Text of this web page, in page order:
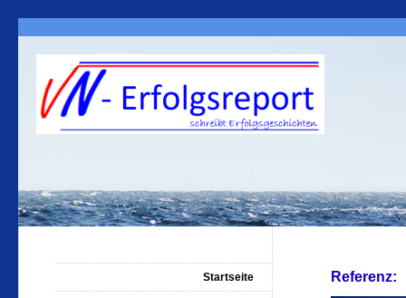
Referenz:
Startseite